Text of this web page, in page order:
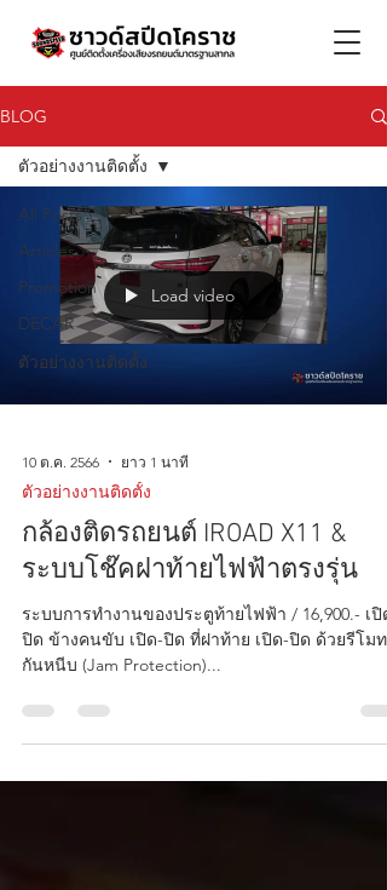
BLOG
All Posts
Articles
Promotion
DECAR
ตัวอย่างงานติดตั้ง
ตัวอย่างงานติดตั้ง
Load video
10 ต.ค. 2566 ยาว 1 นาที
ตัวอย่างงานติดตั้ง
กล้องติดรถยนต์ IROAD X11 &
ระบบโช๊คฝาท้ายไฟฟ้าตรงรุ่น
ระบบการทำงานของประตูท้ายไฟฟ้า / 16,900.- เปิด-
ปิด ข้างคนขับ เปิด-ปิด ที่ฝาท้าย เปิด-ปิด ด้วยรีโมท
กันหนีบ (Jam Protection)...